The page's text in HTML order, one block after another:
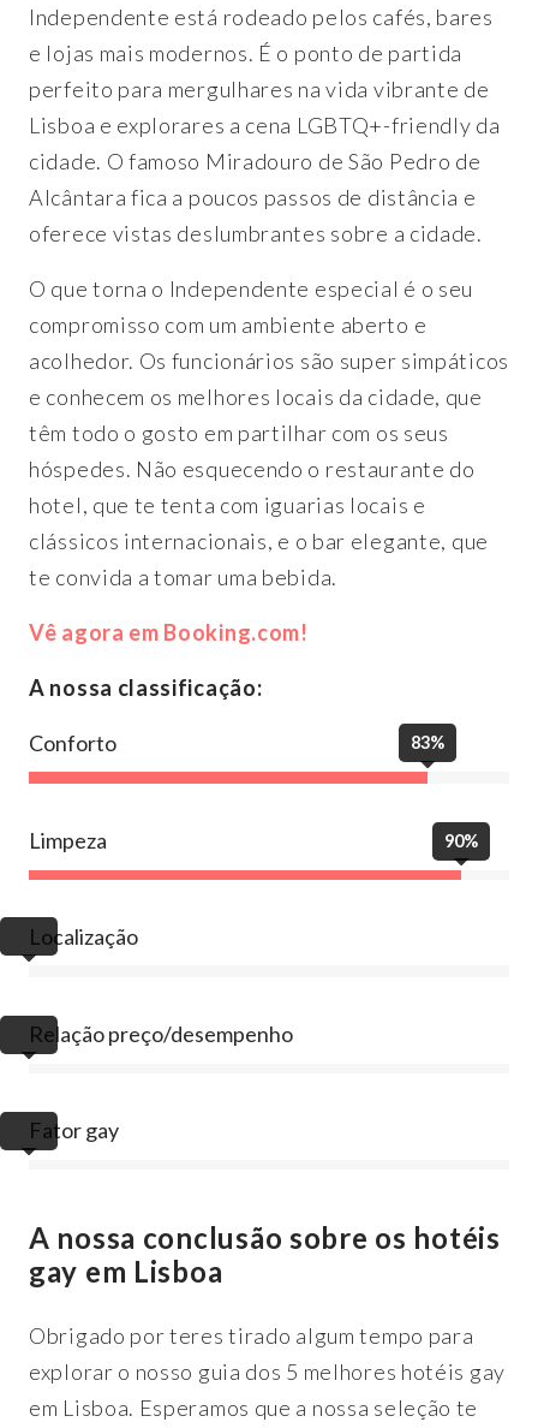
Independente está rodeado pelos cafés, bares
e lojas mais modernos. É o ponto de partida
perfeito para mergulhares na vida vibrante de
Lisboa e explorares a cena LGBTQ+-friendly da
cidade. O famoso Miradouro de São Pedro de
Alcântara fica a poucos passos de distância e
oferece vistas deslumbrantes sobre a cidade.
O que torna o Independente especial é o seu
compromisso com um ambiente aberto e
acolhedor. Os funcionários são super simpáticos
e conhecem os melhores locais da cidade, que
têm todo o gosto em partilhar com os seus
hóspedes. Não esquecendo o restaurante do
hotel, que te tenta com iguarias locais e
clássicos internacionais, e o bar elegante, que
te convida a tomar uma bebida.
Vê agora em Booking.com!
A nossa classificação:
Conforto 83%
Limpeza 90%
Localização
Relação preço/desempenho
Fator gay
A nossa conclusão sobre os hotéis
gay em Lisboa
Obrigado por teres tirado algum tempo para
explorar o nosso guia dos 5 melhores hotéis gay
em Lisboa. Esperamos que a nossa seleção te